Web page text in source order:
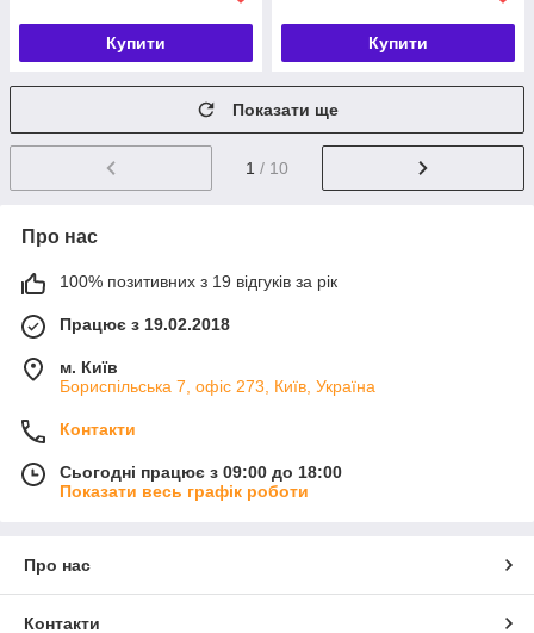
Купити Купити
Показати ще
1 / 10
Про нас
100% позитивних з 19 відгуків за рік
Працює з 19.02.2018
м. Київ
Бориспільська 7, офіс 273, Київ, Україна
Контакти
Сьогодні працює з 09:00 до 18:00
Показати весь графік роботи
Про нас
Контакти